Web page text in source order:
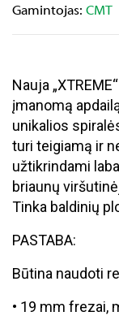
Gamintojas: CMT
Nauja
įmanomą
unikalios
turi teigiamą ir
užtikrindami
briaunų
Tinka baldinių
PASTABA:
Būtina naudoti
• 19 mm frezai,